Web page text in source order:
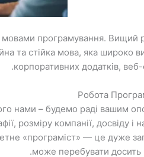
програмування. Вищий
та стійка мова, яка широко
корпоративних додатків, веб-
Робота
нами – будемо раді вашим
розміру компанії, досвіду і
«програміст» — це дуже
може перебувати досить